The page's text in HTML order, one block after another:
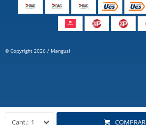
1 COMPRAR
© Copyright 2026 / Mangusi